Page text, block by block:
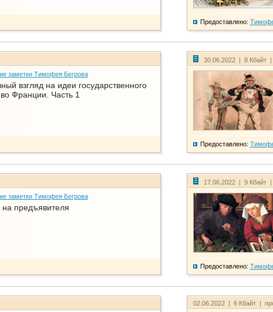
Предоставлено:
заметки Тимофея Бегрова
взгляд на идеи государственного
Франции. Часть 1
30.06.2022 | 8 Кбайт |
Предоставлено:
заметки Тимофея Бегрова
предъявителя
17.06.2022 | 9 Кбайт
Предоставлено:
02.06.2022 | 6 Кбайт |